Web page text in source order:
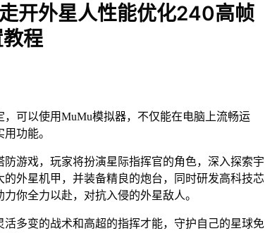
开外星人性能优化240高帧
程
可以使用MuMu模拟器，不仅能在电脑上流畅运
功能。
防游戏，玩家将扮演星际指挥官的角色，深入探索宇
外星机甲，并装备精良的炮台，同时研发高科技芯
你全力以赴，对抗入侵的外星敌人。
多变的战术和高超的指挥才能，守护自己的星球免